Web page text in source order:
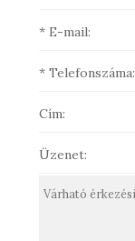
* E-mail:
* Telefonszáma:
Cím:
Üzenet: